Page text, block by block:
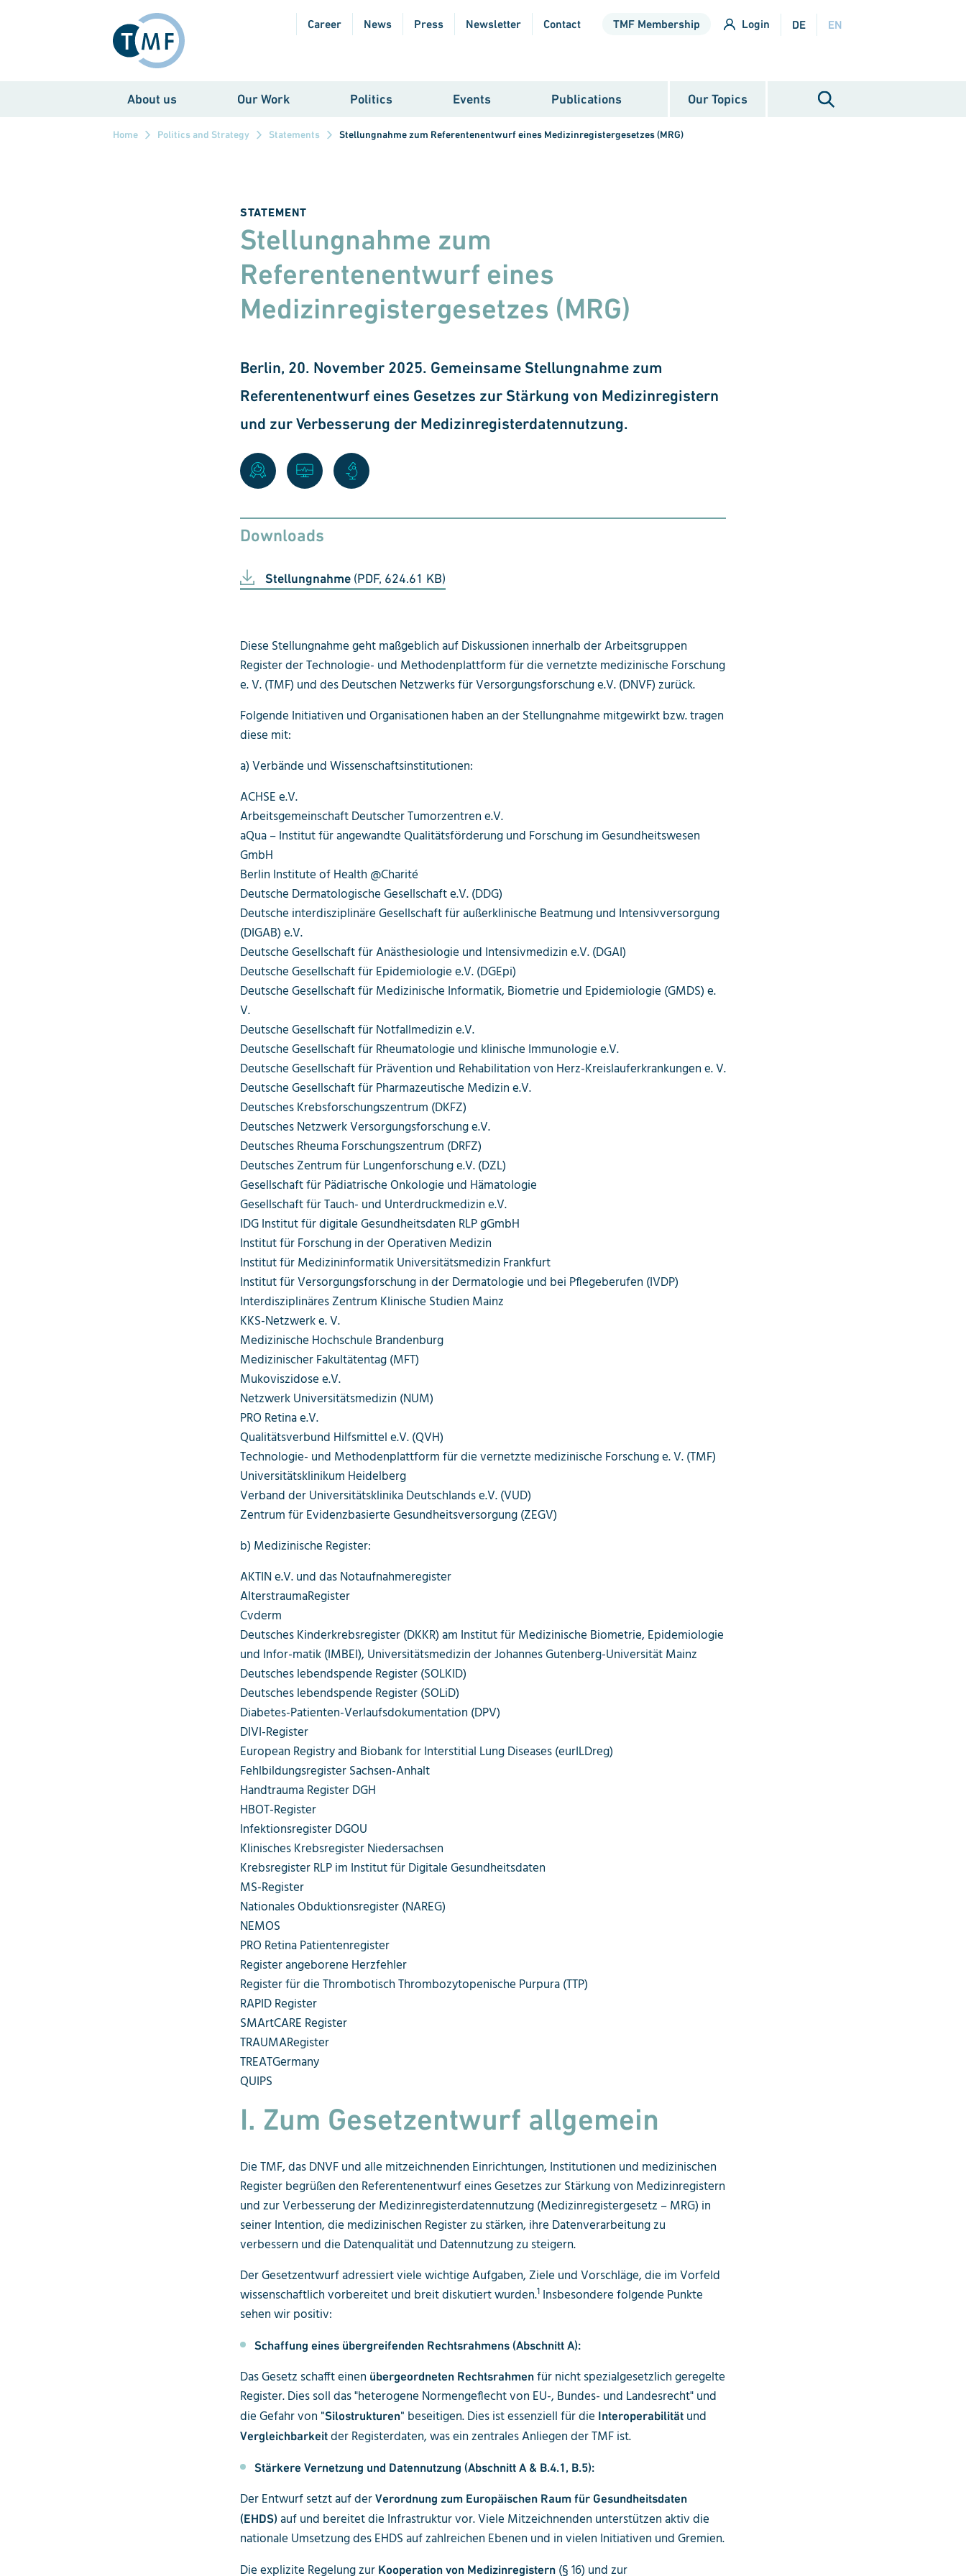
Career News Press Newsletter Contact TMF Membership Login DE EN
About us Our Work Politics Events Publications Our Topics
Home Politics and Strategy Statements Stellungnahme zum Referentenentwurf eines Medizinregistergesetzes (MRG)
STATEMENT
Stellungnahme zum
Referentenentwurf eines
Medizinregistergesetzes (MRG)
Berlin, 20. November 2025. Gemeinsame Stellungnahme zum
Referentenentwurf eines Gesetzes zur Stärkung von Medizinregistern
und zur Verbesserung der Medizinregisterdatennutzung.
Downloads
Stellungnahme(PDF, 624.61 KB)
Diese Stellungnahme geht maßgeblich auf Diskussionen innerhalb der Arbeitsgruppen
Register der Technologie- und Methodenplattform für die vernetzte medizinische Forschung
e. V. (TMF) und des Deutschen Netzwerks für Versorgungsforschung e.V. (DNVF) zurück.
Folgende Initiativen und Organisationen haben an der Stellungnahme mitgewirkt bzw. tragen
diese mit:
a) Verbände und Wissenschaftsinstitutionen:
ACHSE e.V.
Arbeitsgemeinschaft Deutscher Tumorzentren e.V.
aQua – Institut für angewandte Qualitätsförderung und Forschung im Gesundheitswesen
GmbH
Berlin Institute of Health @Charité
Deutsche Dermatologische Gesellschaft e.V. (DDG)
Deutsche interdisziplinäre Gesellschaft für außerklinische Beatmung und Intensivversorgung
(DIGAB) e.V.
Deutsche Gesellschaft für Anästhesiologie und Intensivmedizin e.V. (DGAI)
Deutsche Gesellschaft für Epidemiologie e.V. (DGEpi)
Deutsche Gesellschaft für Medizinische Informatik, Biometrie und Epidemiologie (GMDS) e.
V.
Deutsche Gesellschaft für Notfallmedizin e.V.
Deutsche Gesellschaft für Rheumatologie und klinische Immunologie e.V.
Deutsche Gesellschaft für Prävention und Rehabilitation von Herz-Kreislauferkrankungen e. V.
Deutsche Gesellschaft für Pharmazeutische Medizin e.V.
Deutsches Krebsforschungszentrum (DKFZ)
Deutsches Netzwerk Versorgungsforschung e.V.
Deutsches Rheuma Forschungszentrum (DRFZ)
Deutsches Zentrum für Lungenforschung e.V. (DZL)
Gesellschaft für Pädiatrische Onkologie und Hämatologie
Gesellschaft für Tauch- und Unterdruckmedizin e.V.
IDG Institut für digitale Gesundheitsdaten RLP gGmbH
Institut für Forschung in der Operativen Medizin
Institut für Medizininformatik Universitätsmedizin Frankfurt
Institut für Versorgungsforschung in der Dermatologie und bei Pflegeberufen (IVDP)
Interdisziplinäres Zentrum Klinische Studien Mainz
KKS-Netzwerk e. V.
Medizinische Hochschule Brandenburg
Medizinischer Fakultätentag (MFT)
Mukoviszidose e.V.
Netzwerk Universitätsmedizin (NUM)
PRO Retina e.V.
Qualitätsverbund Hilfsmittel e.V. (QVH)
Technologie- und Methodenplattform für die vernetzte medizinische Forschung e. V. (TMF)
Universitätsklinikum Heidelberg
Verband der Universitätsklinika Deutschlands e.V. (VUD)
Zentrum für Evidenzbasierte Gesundheitsversorgung (ZEGV)
b) Medizinische Register:
AKTIN e.V. und das Notaufnahmeregister
AlterstraumaRegister
Cvderm
Deutsches Kinderkrebsregister (DKKR) am Institut für Medizinische Biometrie, Epidemiologie
und Infor-matik (IMBEI), Universitätsmedizin der Johannes Gutenberg-Universität Mainz
Deutsches lebendspende Register (SOLKID)
Deutsches lebendspende Register (SOLiD)
Diabetes-Patienten-Verlaufsdokumentation (DPV)
DIVI-Register
European Registry and Biobank for Interstitial Lung Diseases (eurILDreg)
Fehlbildungsregister Sachsen-Anhalt
Handtrauma Register DGH
HBOT-Register
Infektionsregister DGOU
Klinisches Krebsregister Niedersachsen
Krebsregister RLP im Institut für Digitale Gesundheitsdaten
MS-Register
Nationales Obduktionsregister (NAREG)
NEMOS
PRO Retina Patientenregister
Register angeborene Herzfehler
Register für die Thrombotisch Thrombozytopenische Purpura (TTP)
RAPID Register
SMArtCARE Register
TRAUMARegister
TREATGermany
QUIPS
I. Zum Gesetzentwurf allgemein
Die TMF, das DNVF und alle mitzeichnenden Einrichtungen, Institutionen und medizinischen
Register begrüßen den Referentenentwurf eines Gesetzes zur Stärkung von Medizinregistern
und zur Verbesserung der Medizinregisterdatennutzung (Medizinregistergesetz – MRG) in
seiner Intention, die medizinischen Register zu stärken, ihre Datenverarbeitung zu
verbessern und die Datenqualität und Datennutzung zu steigern.
Der Gesetzentwurf adressiert viele wichtige Aufgaben, Ziele und Vorschläge, die im Vorfeld
wissenschaftlich vorbereitet und breit diskutiert wurden.1Insbesondere folgende Punkte
sehen wir positiv:
Schaffung eines übergreifenden Rechtsrahmens (Abschnitt A):
Das Gesetz schafft einen übergeordneten Rechtsrahmenfür nicht spezialgesetzlich geregelte
Register. Dies soll das "heterogene Normengeflecht von EU-, Bundes- und Landesrecht" und
die Gefahr von "Silostrukturen" beseitigen. Dies ist essenziell für die Interoperabilitätund
Vergleichbarkeitder Registerdaten, was ein zentrales Anliegen der TMF ist.
Stärkere Vernetzung und Datennutzung (Abschnitt A & B.4.1, B.5):
Der Entwurf setzt auf der Verordnung zum Europäischen Raum für Gesundheitsdaten
(EHDS) auf und bereitet die Infrastruktur vor. Viele Mitzeichnenden unterstützen aktiv die
nationale Umsetzung des EHDS auf zahlreichen Ebenen und in vielen Initiativen und Gremien.
Die explizite Regelung zur Kooperation von Medizinregistern(§ 16) und zur